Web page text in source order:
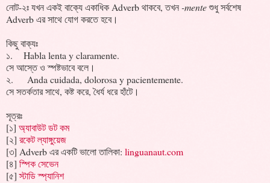
নোট-২ঃ যখন একই বাক্যে একাধিক Adverb থাকবে, তখন-menteশুধু সর্বশেষ
Adverb এর সাথে যোগ করতে হবে।
কিছু বাক্যঃ
১. Habla lenta y claramente.
সে আস্তে ও স্পষ্টভাবে বলে।
২. Anda cuidada, dolorosa y pacientemente.
সে সতর্কতার সাথে, কষ্ট করে, ধৈর্য ধরে হাঁটে।
সূত্রঃ
[১] অ্যাবাউট ডট কম
[২] রকেট ল্যাঙ্গুয়েজ
[৩] Adverb এর একটি ভালো তালিকা: linguanaut.com
[৪] স্পিক সেভেন
[৫]স্টাডি স্প্যানিশ